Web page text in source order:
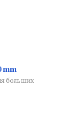
mm
больших